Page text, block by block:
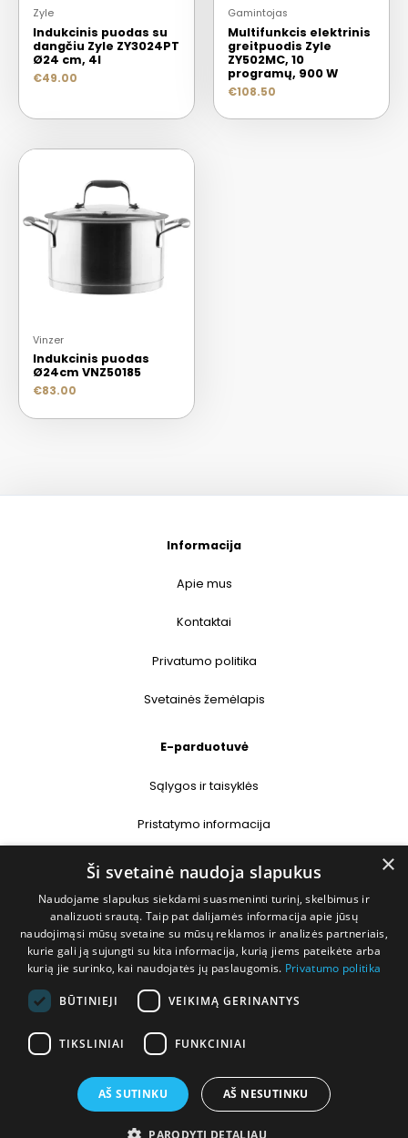
Zyle
Indukcinis puodas su
dangčiu Zyle ZY3024PT
Ø24 cm, 4l
€49.00
Gamintojas
Multifunkcis elektrinis
greitpuodis Zyle
ZY502MC, 10
programų, 900 W
€108.50
Vinzer
Indukcinis puodas
Ø24cm VNZ50185
€83.00
Informacija
Apie mus
Kontaktai
Privatumo politika
Svetainės žemėlapis
E-parduotuvė
Sąlygos ir taisyklės
Pristatymo informacija
Prekių grąžinimas
Kontaktai
+370 677 31358
×
Ši svetainė naudoja slapukus
Naudojame slapukus siekdami suasmeninti turinį, skelbimus ir
analizuoti srautą. Taip pat dalijamės informacija apie jūsų
naudojimąsi mūsų svetaine su mūsų reklamos ir analizės partneriais,
kurie gali ją sujungti su kita informacija, kurią jiems pateikėte arba
kurią jie surinko, kai naudojatės jų paslaugomis. Privatumo politika
BŪTINIEJI VEIKIMĄ GERINANTYS
TIKSLINIAI FUNKCINIAI
AŠ SUTINKU AŠ NESUTINKU
PARODYTI DETALIAU